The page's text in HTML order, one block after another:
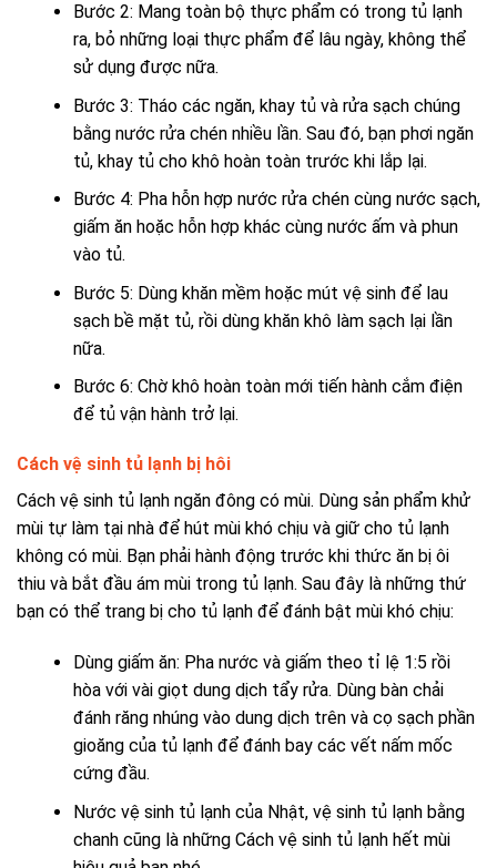
Bước 2: Mang toàn bộ thực phẩm có trong tủ lạnh
ra, bỏ những loại thực phẩm để lâu ngày, không thể
sử dụng được nữa.
Bước 3: Tháo các ngăn, khay tủ và rửa sạch chúng
bằng nước rửa chén nhiều lần. Sau đó, bạn phơi ngăn
tủ, khay tủ cho khô hoàn toàn trước khi lắp lại.
Bước 4: Pha hỗn hợp nước rửa chén cùng nước sạch,
giấm ăn hoặc hỗn hợp khác cùng nước ấm và phun
vào tủ.
Bước 5: Dùng khăn mềm hoặc mút vệ sinh để lau
sạch bề mặt tủ, rồi dùng khăn khô làm sạch lại lần
nữa.
Bước 6: Chờ khô hoàn toàn mới tiến hành cắm điện
để tủ vận hành trở lại.
Cách vệ sinh tủ lạnh bị hôi
Cách vệ sinh tủ lạnh ngăn đông có mùi. Dùng sản phẩm khử
mùi tự làm tại nhà để hút mùi khó chịu và giữ cho tủ lạnh
không có mùi. Bạn phải hành động trước khi thức ăn bị ôi
thiu và bắt đầu ám mùi trong tủ lạnh. Sau đây là những thứ
bạn có thể trang bị cho tủ lạnh để đánh bật mùi khó chịu:
Dùng giấm ăn: Pha nước và giấm theo tỉ lệ 1:5 rồi
hòa với vài giọt dung dịch tẩy rửa. Dùng bàn chải
đánh răng nhúng vào dung dịch trên và cọ sạch phần
gioăng của tủ lạnh để đánh bay các vết nấm mốc
cứng đầu.
Nước vệ sinh tủ lạnh của Nhật, vệ sinh tủ lạnh bằng
chanh cũng là những Cách vệ sinh tủ lạnh hết mùi